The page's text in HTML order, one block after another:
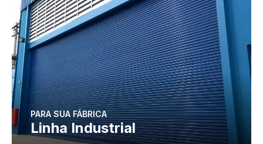
PARA SUA FÁBRICA
Linha Industrial